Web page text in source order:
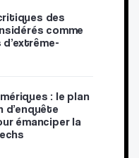
des
comme
: le plan
d’enquête
émanciper la